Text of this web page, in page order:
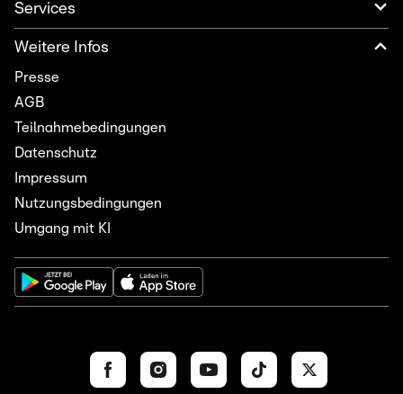
Services
Weitere Infos
Presse
AGB
Teilnahmebedingungen
Datenschutz
Impressum
Nutzungsbedingungen
Umgang mit KI